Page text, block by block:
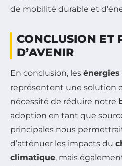
de mobilité durable et
CONCLUSION ET
D’AVENIR
En conclusion, les
représentent une solution
nécessité de réduire notre
adoption en tant que
principales nous
d’atténuer les impacts du
climatique, mais